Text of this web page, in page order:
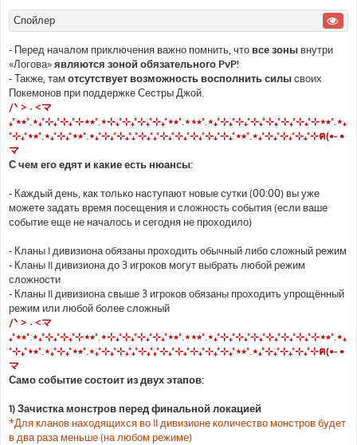
Спойлер
- Перед началом приключения важно помнить, что все зоны внутри
«Логова»являются зоной обязательного PvP!
- Также, там отсутствует возможность восполнить силысвоих
Покемонов при поддержке Сестры Джой.
/ᐠ > ˕ <マ
₊˚⋆⭒˚.⋆₊˚⊹₊˚⊹₊˚⊹⋆⭒˚.⋆⊹₊˚⊹₊˚⊹₊˚⊹₊˚⋆⭒˚.⋆⋆⭒˚.⋆₊˚⊹₊˚⊹₊˚⊹₊˚⊹₊˚⊹₊˚⊹₊˚⊹⋆⭒˚.⋆₊
˚⊹₊˚⋆⭒˚.⋆₊˚⊹₊˚⋆⭒˚.⋆₊˚⊹₊˚⊹₊˚₊˚⊹₊˚₊˚⊹₊˚⊹₊˚⊹₊˚⊹₊˚⊹₊˚⋆⭒˚.⋆₊˚⊹₊˚⊹₊˚⊹₊˚⊹ฅ(•- •
マ
С чем его едят и какие есть нюансы:
- Каждый день, как только наступают новые сутки (00:00) вы уже
можете задать время посещения и сложность события (если ваше
событие еще не началось и сегодня не проходило)
- Кланы I дивизиона обязаны проходить обычный либо сложный режим
- Кланы II дивизиона до 3 игроков могут выбрать любой режим
сложности
- Кланы II дивизиона свыше 3 игроков обязаны проходить упрощённый
режим или любой более сложный
/ᐠ > ˕ <マ
₊˚⋆⭒˚.⋆₊˚⊹₊˚⊹₊˚⊹⋆⭒˚.⋆⊹₊˚⊹₊˚⊹₊˚⊹₊˚⋆⭒˚.⋆⋆⭒˚.⋆₊˚⊹₊˚⊹₊˚⊹₊˚⊹₊˚⊹₊˚⊹₊˚⊹⋆⭒˚.⋆₊
˚⊹₊˚⋆⭒˚.⋆₊˚⊹₊˚⋆⭒˚.⋆₊˚⊹₊˚⊹₊˚₊˚⊹₊˚₊˚⊹₊˚⊹₊˚⊹₊˚⊹₊˚⊹₊˚⋆⭒˚.⋆₊˚⊹₊˚⊹₊˚⊹₊˚⊹ฅ(•- •
マ
Само событие состоит из двух этапов:
1) Зачистка монстров перед финальной локацией
*Для кланов находящихся во II дивизионе количество монстров будет
в два раза меньше (на любом режиме)